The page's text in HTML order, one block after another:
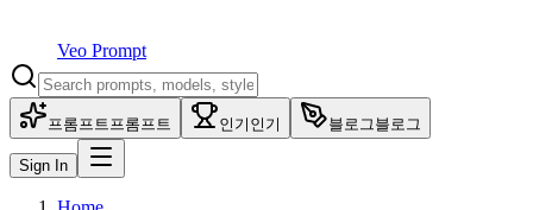
Veo Prompt
프롬프트프롬프트 인기 인기 블로그블로그
Sign In